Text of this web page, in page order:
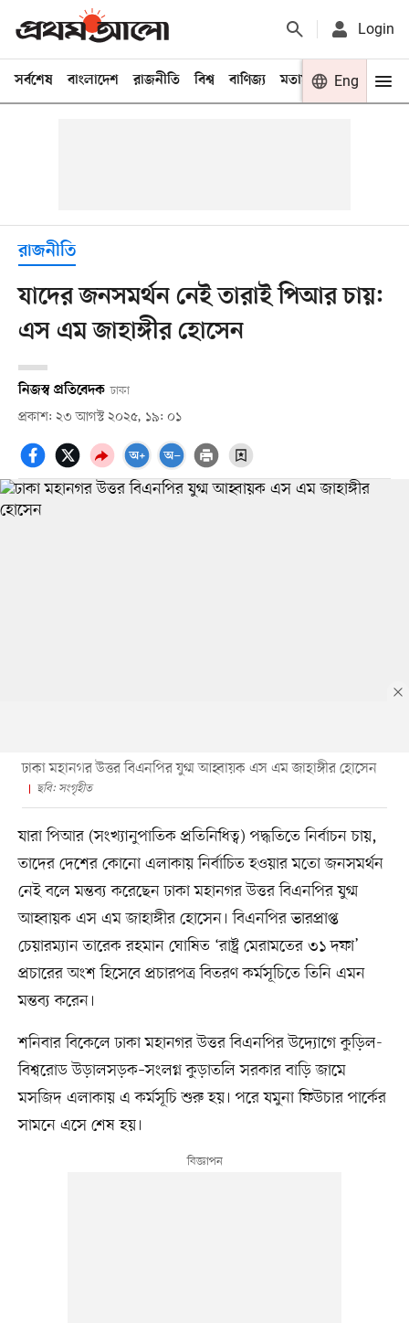
Login
সর্বশেষ বাংলাদেশ রাজনীতি বিশ্ব বাণিজ্য মতামত খেলা
Eng
রাজনীতি
যাদের জনসমর্থন নেই তারাই পিআর চায়:
এস এম জাহাঙ্গীর হোসেন
নিজস্ব প্রতিবেদক ঢাকা
প্রকাশ: ২৩ আগস্ট ২০২৫, ১৯: ০১
ঢাকা মহানগর উত্তর বিএনপির যুগ্ম আহ্বায়ক এস এম জাহাঙ্গীর হোসেন
ছবি: সংগৃহীত
যারা পিআর (সংখ্যানুপাতিক প্রতিনিধিত্ব) পদ্ধতিতে নির্বাচন চায়,
তাদের দেশের কোনো এলাকায় নির্বাচিত হওয়ার মতো জনসমর্থন
নেই বলে মন্তব্য করেছেন ঢাকা মহানগর উত্তর বিএনপির যুগ্ম
আহ্বায়ক এস এম জাহাঙ্গীর হোসেন। বিএনপির ভারপ্রাপ্ত
চেয়ারম্যান তারেক রহমান ঘোষিত ‘রাষ্ট্র মেরামতের ৩১ দফা’
প্রচারের অংশ হিসেবে প্রচারপত্র বিতরণ কর্মসূচিতে তিনি এমন
মন্তব্য করেন।
শনিবার বিকেলে ঢাকা মহানগর উত্তর বিএনপির উদ্যোগে কুড়িল-
বিশ্বরোড উড়ালসড়ক–সংলগ্ন কুড়াতলি সরকার বাড়ি জামে
মসজিদ এলাকায় এ কর্মসূচি শুরু হয়। পরে যমুনা ফিউচার পার্কের
সামনে এসে শেষ হয়।